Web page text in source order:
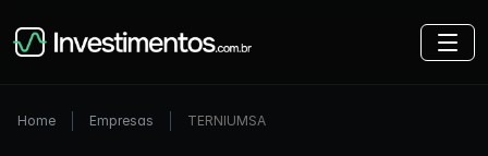
Home Empresas TERNIUMSA